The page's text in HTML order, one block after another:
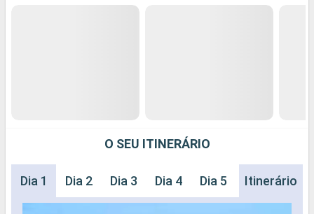
O SEU ITINERÁRIO
Dia 1 Dia 2 Dia 3 Dia 4 Dia 5 Itinerário